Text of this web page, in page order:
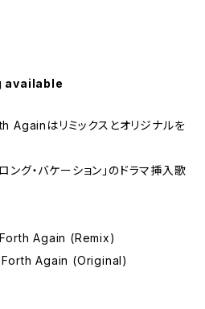
available
はリミックスとオリジナルを
・バケーション」のドラマ挿入歌
Again (Remix)
Again (Original)